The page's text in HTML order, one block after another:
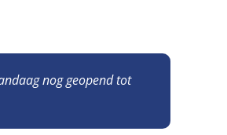
nog geopend tot